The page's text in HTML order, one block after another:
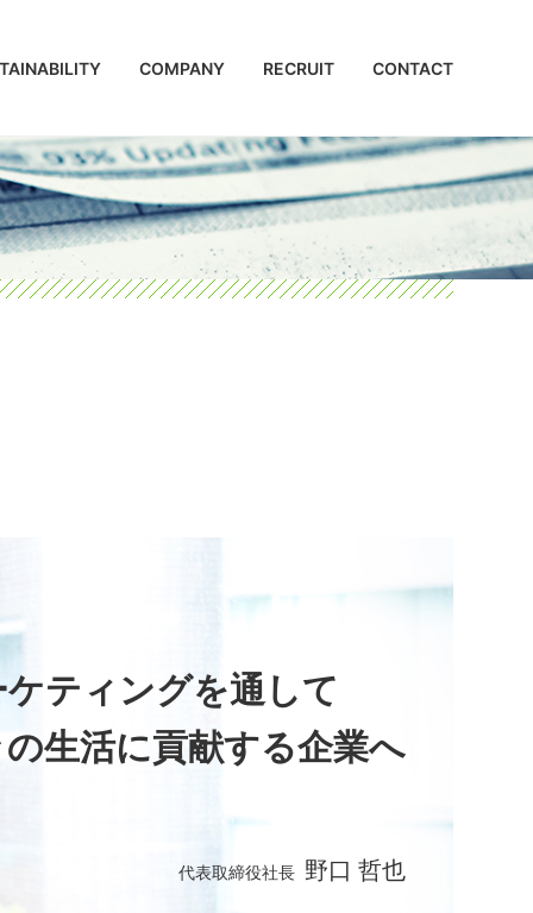
COMPANY RECRUIT CONTACT
ティングを通して
生活に貢献する企業へ
代表取締役社長 野口 哲也